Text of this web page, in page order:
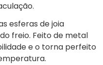
esferas de joia
freio. Feito de metal
e o torna perfeito